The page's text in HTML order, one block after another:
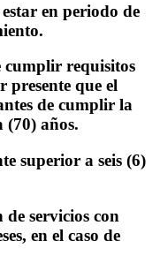
en periodo de
cumplir requisitos
presente que el
de cumplir la
(70) años.
superior a seis (6)
servicios con
en el caso de